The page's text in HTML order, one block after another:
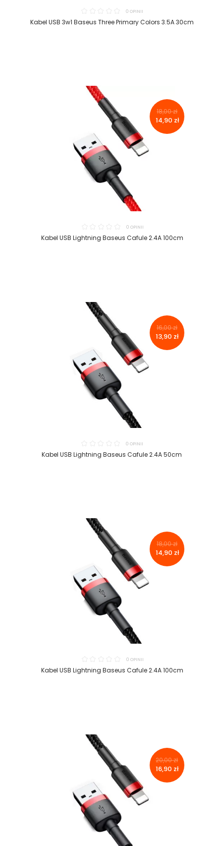
0 OPINII
Kabel USB 3w1 Baseus Three Primary Colors 3.5A 30cm
0 OPINII
Kabel USB Lightning Baseus Cafule 2.4A 100cm
18,00 zł
14,90 zł
0 OPINII
Kabel USB Lightning Baseus Cafule 2.4A 50cm
16,00 zł
13,90 zł
0 OPINII
Kabel USB Lightning Baseus Cafule 2.4A 100cm
18,00 zł
14,90 zł
20,00 zł
16,90 zł